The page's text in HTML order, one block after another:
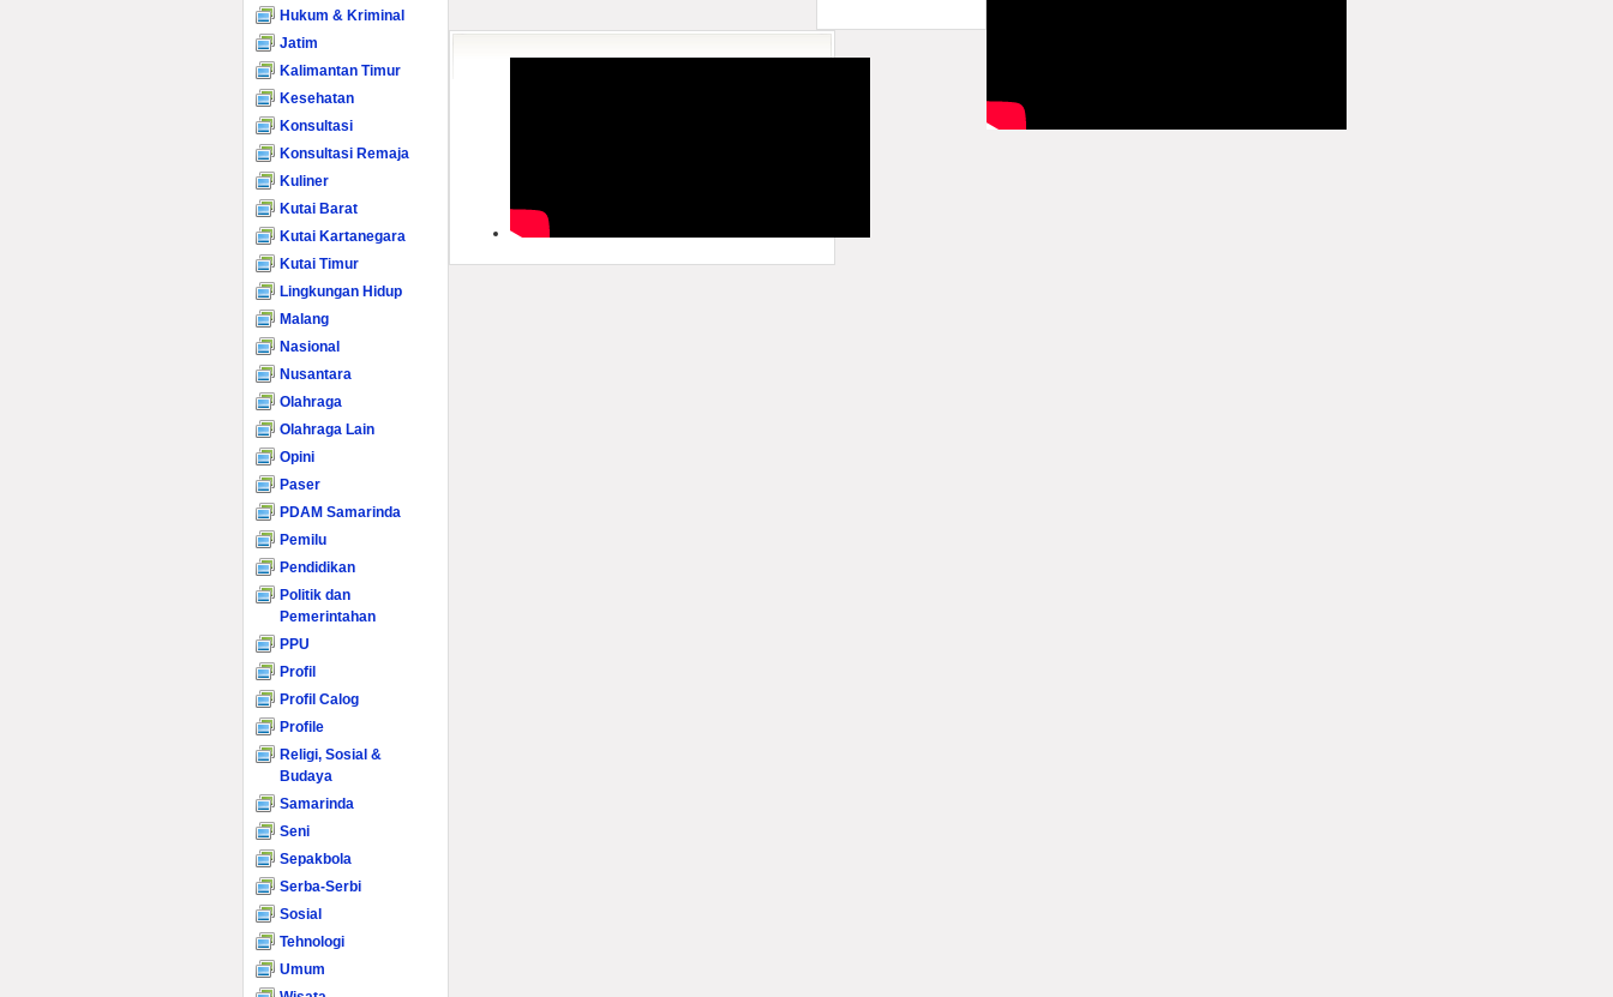
Hukum & Kriminal
Jatim
Kalimantan Timur
Kesehatan
Konsultasi
Konsultasi Remaja
Kuliner
Kutai Barat
Kutai Kartanegara
Kutai Timur
Lingkungan Hidup
Malang
Nasional
Nusantara
Olahraga
Olahraga Lain
Opini
Paser
PDAM Samarinda
Pemilu
Pendidikan
Politik dan
Pemerintahan
PPU
Profil
Profil Calog
Profile
Religi, Sosial &
Budaya
Samarinda
Seni
Sepakbola
Serba-Serbi
Sosial
Tehnologi
Umum